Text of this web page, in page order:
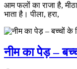
आम फलों का राजा है,
भाता है। पीला, हरा,
नीम का पेड़ –